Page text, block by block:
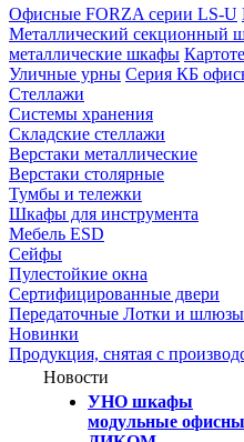
Офисные FORZA серии LS-U
Металлический секционный
металлические шкафы
Уличные урны Серия КБ
Стеллажи
Системы хранения
Складские стеллажи
Верстаки металлические
Верстаки столярные
Тумбы и тележки
Шкафы для инструмента
Мебель ESD
Сейфы
Пулестойкие окна
Сертифицированные двери
Передаточные Лотки и шлюзы
Новинки
Продукция, снятая с
Новости
УНО шкафы
модульные